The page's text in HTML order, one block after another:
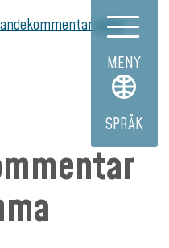
MENY
SPRÅK
inför